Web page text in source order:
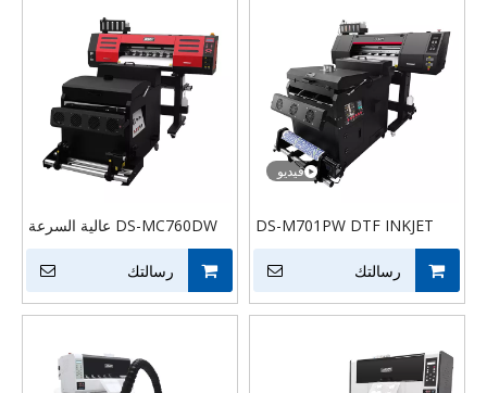
DS-MC760DW عالية السرعة
A1 60 سم مزدوج 2 3 4 رؤوس
طباعة XP600 I3200 Dtf طابعة
تي شيرت آلة طباعة مع مسحوق
اهتزاز
رسالتك
فيديو
DS-M701PW DTF INKJET
PRINTER 60CM DTF PET
TRANVER FILM Digital T
Shirt Printer
رسالتك